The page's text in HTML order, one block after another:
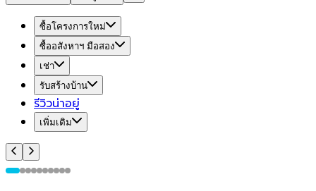
ซื้อโครงการใหม่
ซื้ออสังหาฯ มือสอง
เช่า
รับสร้างบ้าน
รีวิวน่าอยู่
เพิ่มเติม